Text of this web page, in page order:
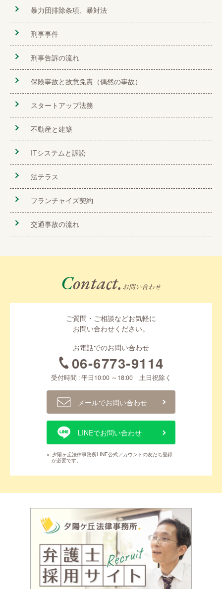
暴力団排除条項、暴対法
刑事事件
刑事告訴の流れ
保険事故と故意免責（偶然の事故）
スタートアップ法務
不動産と建築
ITシステムと訴訟
法テラス
フランチャイズ契約
交通事故の流れ
Contact. お問い合わせ
ご質問・ご相談などお気軽に
お問い合わせください。
お電話でのお問い合わせ
06-6773-9114
受付時間 : 平日10:00 ～18:00 土日祝除く
メールでお問い合わせ
LINEでお問い合わせ
※ 夕陽ヶ丘法律事務所LINE公式アカウントの友だち登録
が必要です。